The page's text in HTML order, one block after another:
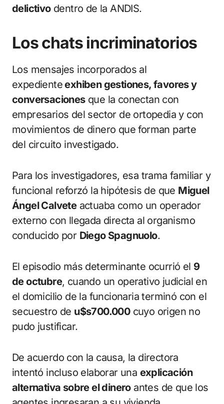
delictivodentro de la ANDIS.
Los chats incriminatorios
Los mensajes incorporados al
expedienteexhiben gestiones, favores y
conversacionesque la conectan con
empresarios del sector de ortopedia y con
movimientos de dinero que forman parte
del circuito investigado.
Para los investigadores, esa trama familiar y
funcional reforzó la hipótesis de que Miguel
Ángel Calveteactuaba como un operador
externo con llegada directa al organismo
conducido por Diego Spagnuolo.
El episodio más determinante ocurrió el 9
de octubre, cuando un operativo judicial en
el domicilio de la funcionaria terminó con el
secuestro de u$s700.000cuyo origen no
pudo justificar.
De acuerdo con la causa, la directora
intentó incluso elaborar una explicación
alternativa sobre el dineroantes de que los